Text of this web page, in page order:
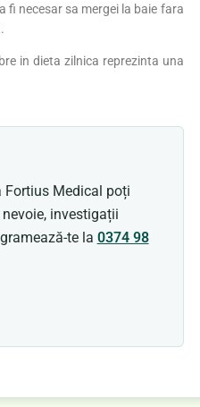
fi necesar sa mergei la baie fara
in dieta zilnica reprezinta una
Fortius Medical poți
investigații
te la 0374 98